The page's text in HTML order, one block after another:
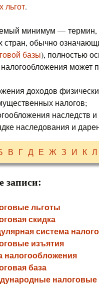
льгот.
минимум — термин,
стран, обычно
базы), полностью
может
доходов
налогов;
наследств
наследования и
В Г Д Е Ж З И К Л
записи:
льготы
скидка
система
изъятия
налогообложения
база